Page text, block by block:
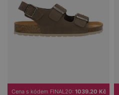
Cena s kódem FINAL20: 1039.20 Kč